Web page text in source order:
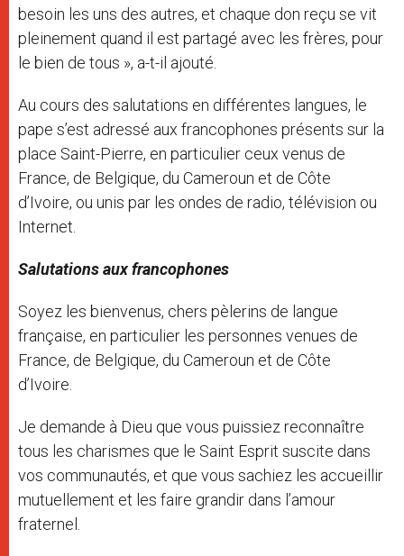
besoin les uns des autres, et chaque don reçu se vit
pleinement quand il est partagé avec les frères, pour
le bien de tous », a-t-il ajouté.
Au cours des salutations en différentes langues, le
pape s’est adressé aux francophones présents sur la
place Saint-Pierre, en particulier ceux venus de
France, de Belgique, du Cameroun et de Côte
d’Ivoire, ou unis par les ondes de radio, télévision ou
Internet.
Salutations aux francophones
Soyez les bienvenus, chers pèlerins de langue
française, en particulier les personnes venues de
France, de Belgique, du Cameroun et de Côte
d’Ivoire.
Je demande à Dieu que vous puissiez reconnaître
tous les charismes que le Saint Esprit suscite dans
vos communautés, et que vous sachiez les accueillir
mutuellement et les faire grandir dans l’amour
fraternel.